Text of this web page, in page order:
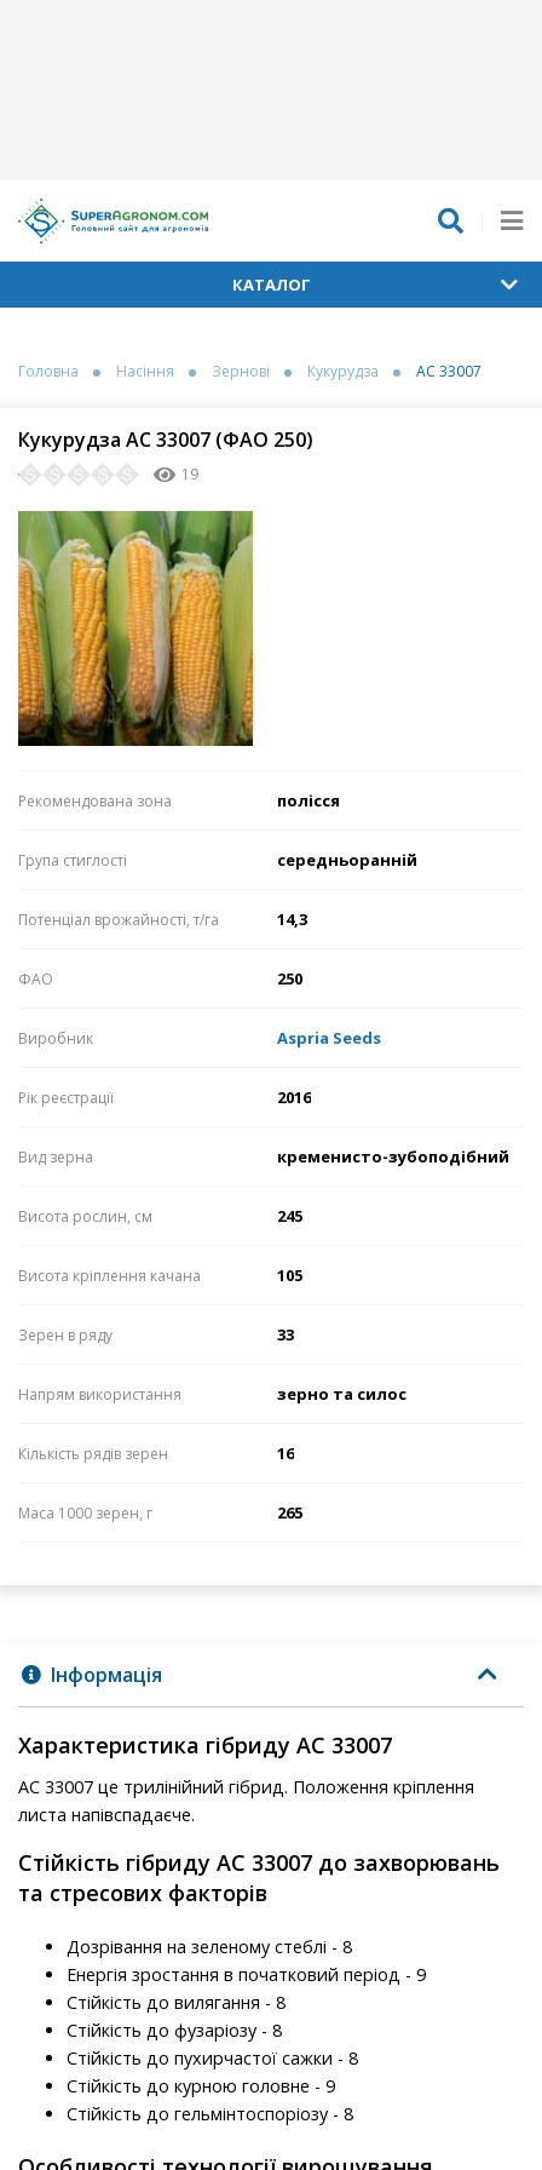
КАТАЛОГ
Головна Насіння Зернові Кукурудза АС 33007
Кукурудза АС 33007 (ФАО 250)
19
Рекомендована зона полісся
Група стиглості середньоранній
Потенціал врожайності, т/га 14,3
ФАО 250
Виробник Aspria Seeds
Рік реєстрації 2016
Вид зерна кременисто-зубоподібний
Висота рослин, см 245
Висота кріплення качана 105
Зерен в ряду 33
Напрям використання зерно та силос
Кількість рядів зерен 16
Маса 1000 зерен, г 265
Інформація
Характеристика гібриду АС 33007
АС 33007 це трилінійний гібрид. Положення кріплення
листа напівспадаєче.
Стійкість гібриду АС 33007 до захворювань
та стресових факторів
Дозрівання на зеленому стеблі - 8
Енергія зростання в початковий період - 9
Стійкість до вилягання - 8
Стійкість до фузаріозу - 8
Стійкість до пухирчастої сажки - 8
Стійкість до курною головне - 9
Стійкість до гельмінтоспоріозу - 8